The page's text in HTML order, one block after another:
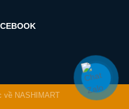
NASHIMART